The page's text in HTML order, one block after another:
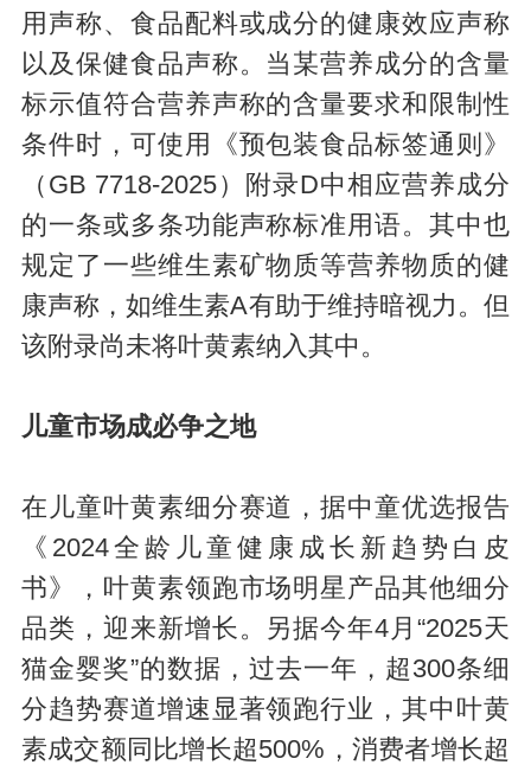
用声称、食品配料或成分的健康效应声称
以及保健食品声称。当某营养成分的含量
标示值符合营养声称的含量要求和限制性
条件时，可使用《预包装食品标签通则》
（GB 7718-2025）附录D中相应营养成分
的一条或多条功能声称标准用语。其中也
规定了一些维生素矿物质等营养物质的健
康声称，如维生素A有助于维持暗视力。但
该附录尚未将叶黄素纳入其中。
儿童市场成必争之地
在儿童叶黄素细分赛道，据中童优选报告
《2024全龄儿童健康成长新趋势白皮
书》，叶黄素领跑市场明星产品其他细分
品类，迎来新增长。另据今年4月“2025天
猫金婴奖”的数据，过去一年，超300条细
分趋势赛道增速显著领跑行业，其中叶黄
素成交额同比增长超500%，消费者增长超